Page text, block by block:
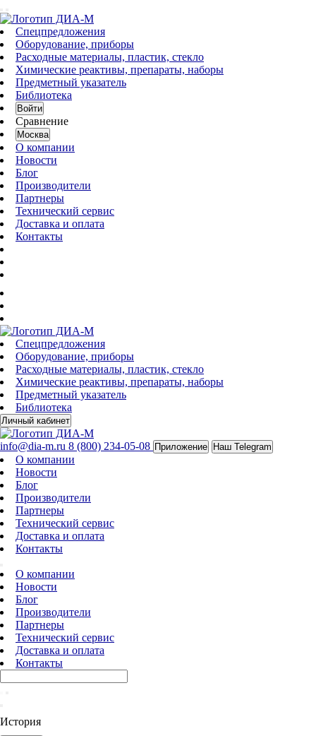
Спецпредложения
Оборудование, приборы
Расходные материалы, пластик, стекло
Химические реактивы, препараты, наборы
Предметный указатель
Библиотека
Войти
Сравнение
Москва
О компании
Новости
Блог
Производители
Партнеры
Технический сервис
Доставка и оплата
Контакты
Спецпредложения
Оборудование, приборы
Расходные материалы, пластик, стекло
Химические реактивы, препараты, наборы
Предметный указатель
Библиотека
Личный кабинет
info@dia-m.ru 8 (800) 234-05-08 Приложение Наш Telegram
О компании
Новости
Блог
Производители
Партнеры
Технический сервис
Доставка и оплата
Контакты
О компании
Новости
Блог
Производители
Партнеры
Технический сервис
Доставка и оплата
Контакты
История